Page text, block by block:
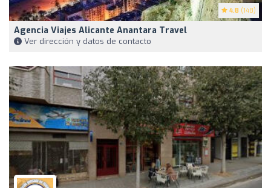
4.8 (148)
Agencia Viajes Alicante Anantara Travel
Ver dirección y datos de contacto